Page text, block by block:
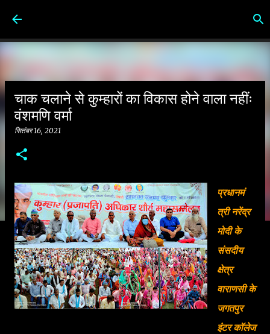
चाक चलाने से कुम्हारों का विकास होने वाला नहींः
वंशमणि वर्मा
सितंबर 16, 2021
प्रधानमं
त्री नरेंद्र
मोदी के
संसदीय
क्षेत्र
वाराणसी के
जगतपुर
इंटर कॉलेज